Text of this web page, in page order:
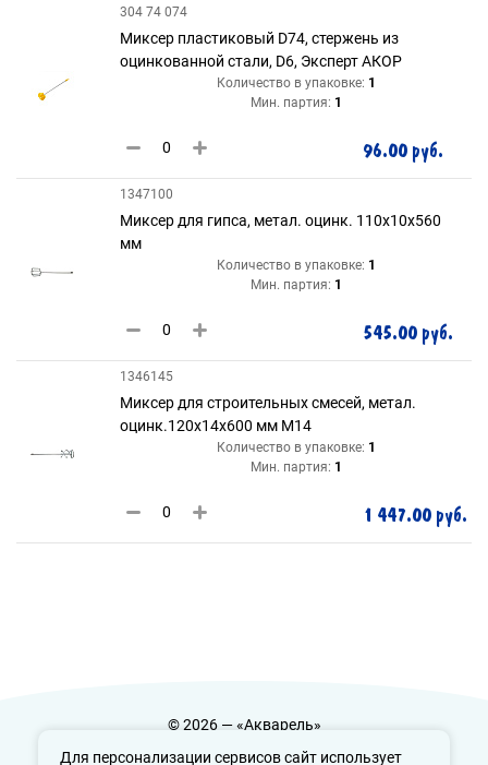
Для персонализации сервисов сайт использует
304 74 074
Миксер пластиковый D74, стержень из
оцинкованной стали, D6, Эксперт АКОР
Количество в упаковке: 1
Мин. партия: 1
96.00 руб.
1347100
Миксер для гипса, метал. оцинк. 110х10х560
мм
Количество в упаковке: 1
Мин. партия: 1
545.00 руб.
1346145
Миксер для строительных смесей, метал.
оцинк.120х14х600 мм М14
Количество в упаковке: 1
Мин. партия: 1
1 447.00 руб.
© 2026 — «Акварель»
Политика конфиденциальности